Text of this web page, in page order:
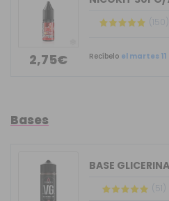
2,75€
(150)
Recíbelo el martes 11
Bases
(51)